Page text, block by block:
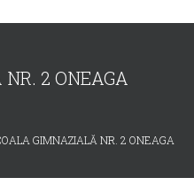
2 ONEAGA
GIMNAZIALĂ NR. 2 ONEAGA